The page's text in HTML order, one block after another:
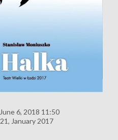
June 6, 2018 11:50
21, January 2017